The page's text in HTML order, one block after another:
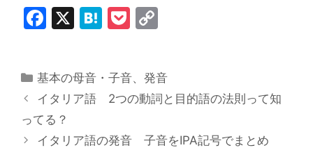
F
e
b
o
o
X
H
n
a
P
k
et
y
Li
n
k
カ
テ
リ
ー
基本の母音・子音、発音
イタリア語 2つの動詞と目的語の法則って知
ってる？
イタリア語の発音 子音をIPA記号でまとめ